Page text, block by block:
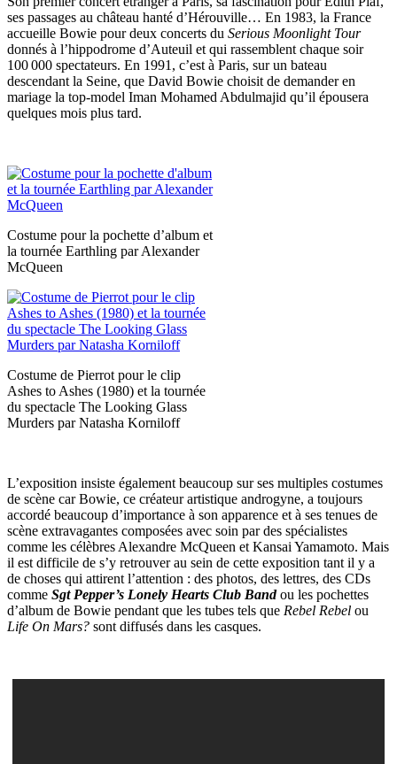
ses passages au château hanté d’Hérouville… En 1983, la France
accueille Bowie pour deux concerts du Serious Moonlight Tour
donnés à l’hippodrome d’Auteuil et qui rassemblent chaque soir
100 000 spectateurs. En 1991, c’est à Paris, sur un bateau
descendant la Seine, que David Bowie choisit de demander en
mariage la top-model Iman Mohamed Abdulmajid qu’il épousera
quelques mois plus tard.
Costume pour la pochette d’album et
la tournée Earthling par Alexander
McQueen
Costume de Pierrot pour le clip
Ashes to Ashes (1980) et la tournée
du spectacle The Looking Glass
Murders par Natasha Korniloff
L’exposition insiste également beaucoup sur ses multiples costumes
de scène car Bowie, ce créateur artistique androgyne, a toujours
accordé beaucoup d’importance à son apparence et à ses tenues de
scène extravagantes composées avec soin par des spécialistes
comme les célèbres Alexandre McQueen et Kansai Yamamoto. Mais
il est difficile de s’y retrouver au sein de cette exposition tant il y a
de choses qui attirent l’attention : des photos, des lettres, des CDs
comme Sgt Pepper’s Lonely Hearts Club Bandou les pochettes
d’album de Bowie pendant que les tubes tels que Rebel Rebel ou
Life On Mars? sont diffusés dans les casques.